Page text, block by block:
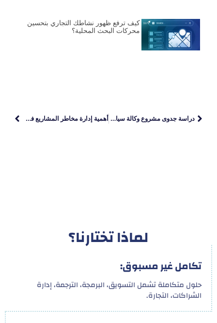
كيف ترفع ظهور نشاطك التجاري بتحسين
محركات البحث المحلية؟
دراسة جدوى مشروع وكالة سيارات أهمية إدارة مخاطر المشاريع في القطاع العام
لماذا تختارنا؟
تكامل غير مسبوق:
حلول متكاملة تشمل التسويق، البرمجة، الترجمة، إدارة
الشراكات، التجارة.